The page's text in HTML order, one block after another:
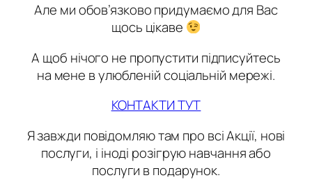
Але ми обов’язково придумаємо для Вас
щось цікаве
А щоб нічого не пропустити підписуйтесь
на мене в улюбленій соціальній мережі.
КОНТАКТИ ТУТ
Я завжди повідомляю там про всі Акції, нові
послуги, і іноді розігрую навчання або
послуги в подарунок.